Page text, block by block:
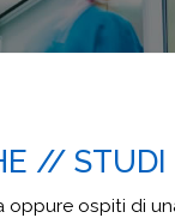
// STUDI
ospiti di